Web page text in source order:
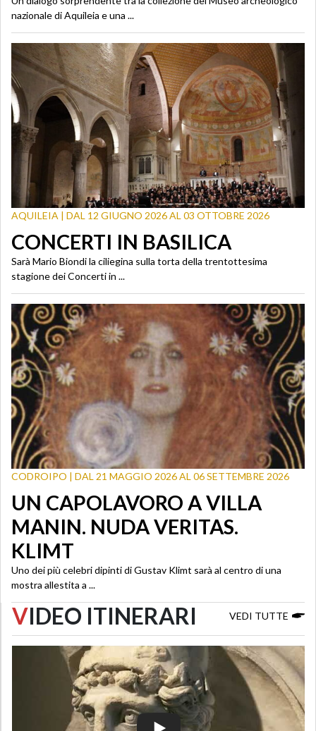
nazionale di Aquileia e una ...
AQUILEIA | DAL 12 GIUGNO 2026 AL 03 OTTOBRE 2026
CONCERTI IN BASILICA
Sarà Mario Biondi la ciliegina sulla torta della trentottesima
stagione dei Concerti in ...
CODROIPO | DAL 21 MAGGIO 2026 AL 06 SETTEMBRE 2026
UN CAPOLAVORO A VILLA
MANIN. NUDA VERITAS.
KLIMT
Uno dei più celebri dipinti di Gustav Klimt sarà al centro di una
mostra allestita a ...
VIDEO ITINERARI VEDI TUTTE